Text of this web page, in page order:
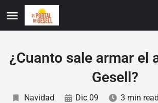
¿Cuanto sale armar el
Gesell?
Navidad Dic 09 3 min read